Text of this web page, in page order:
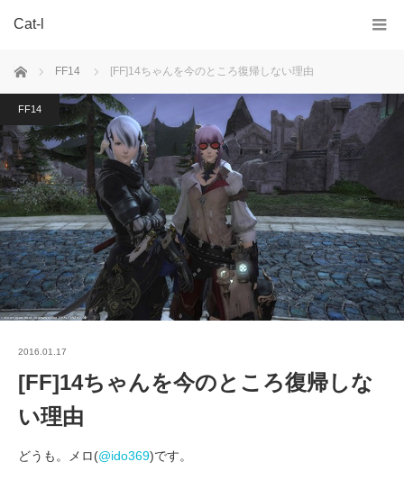
Cat-l
ホーム FF14 [FF]14ちゃんを今のところ復帰しない理由
FF14
2016.01.17
[FF]14ちゃんを今のところ復帰しな
い理由
どうも。メロ(@ido369)です。